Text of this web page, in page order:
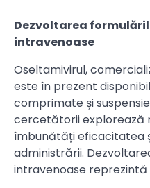
Dezvoltarea
intravenoase
Oseltamivirul,
este în prezent
comprimate și
cercetătorii explorează
îmbunătăți eficacitatea
administrării.
intravenoase